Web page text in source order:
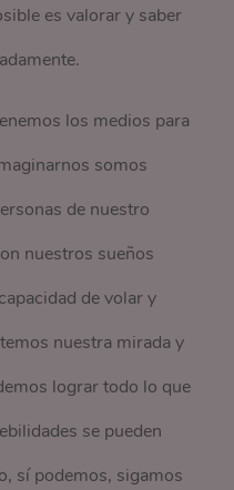
es valorar y saber
los medios para
somos
de nuestro
nuestros sueños
de volar y
nuestra mirada y
lograr todo lo que
se pueden
sí podemos, sigamos